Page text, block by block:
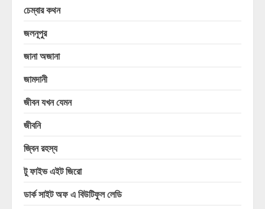
চেম্বার কথন
জলনূপুর
জানা অজানা
জামদানী
জীবন যখন যেমন
জীবনি
জ্বিন রহস্য
টু ফাইভ এইট জিরো
ডার্ক সাইট অফ এ বিউটিফুল লেডি